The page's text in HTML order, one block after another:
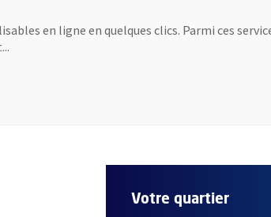
en ligne en quelques clics. Parmi ces
Votre quartier